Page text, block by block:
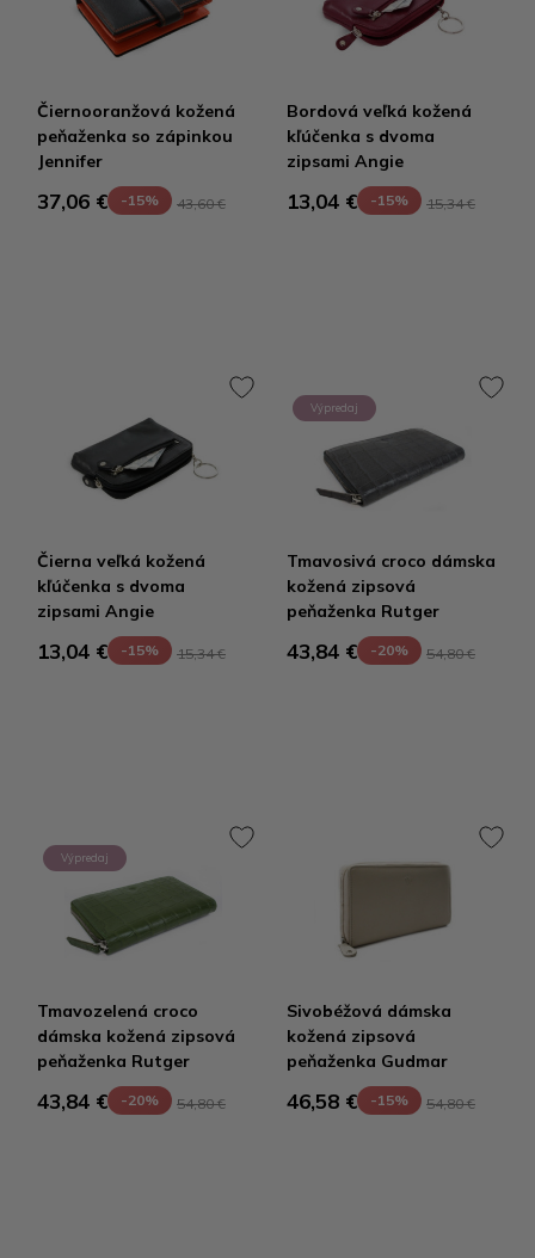
Čiernooranžová kožená
peňaženka so zápinkou
Jennifer
37,06 € -15% 43,60 €
Bordová veľká kožená
kľúčenka s dvoma
zipsami Angie
13,04 € -15% 15,34 €
Čierna veľká kožená
kľúčenka s dvoma
zipsami Angie
13,04 € -15% 15,34 €
Výpredaj
Tmavosivá croco dámska
kožená zipsová
peňaženka Rutger
43,84 € -20% 54,80 €
Výpredaj
Tmavozelená croco
dámska kožená zipsová
peňaženka Rutger
43,84 € -20% 54,80 €
Sivobéžová dámska
kožená zipsová
peňaženka Gudmar
46,58 € -15% 54,80 €